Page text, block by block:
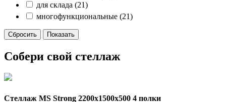
для склада (21)
многофункциональные (21)
Собери свой стеллаж
Стеллаж MS Strong 2200х1500x500 4 полки